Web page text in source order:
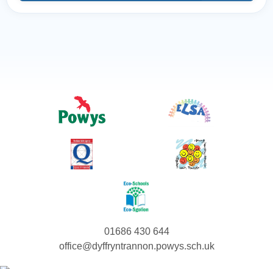
01686 430 644
office@dyffryntrannon.powys.sch.uk